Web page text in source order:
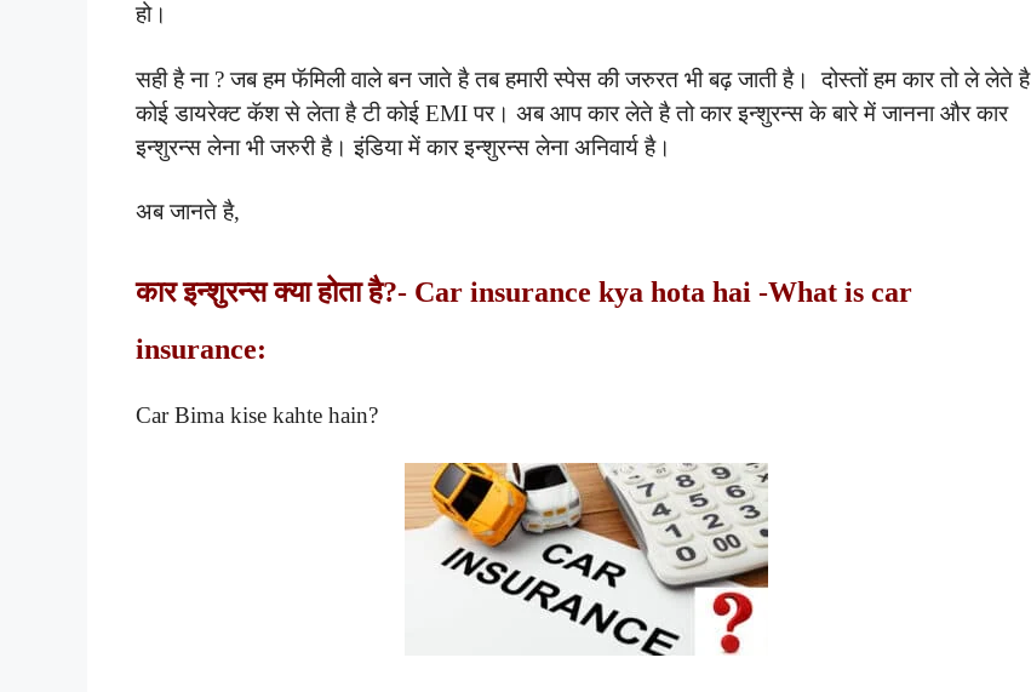
हो।
सही है ना ? जब हम फॅमिली वाले बन जाते है तब हमारी स्पेस की जरुरत भी बढ़ जाती है। दोस्तों हम कार तो ले लेते है
कोई डायरेक्ट कॅश से लेता है टी कोई EMI पर। अब आप कार लेते है तो कार इन्शुरन्स के बारे में जानना और कार
इन्शुरन्स लेना भी जरुरी है। इंडिया में कार इन्शुरन्स लेना अनिवार्य है।
अब जानते है,
कार इन्शुरन्स क्या होता है?- Car insurance kya hota hai -What is car
insurance:
Car Bima kise kahte hain?